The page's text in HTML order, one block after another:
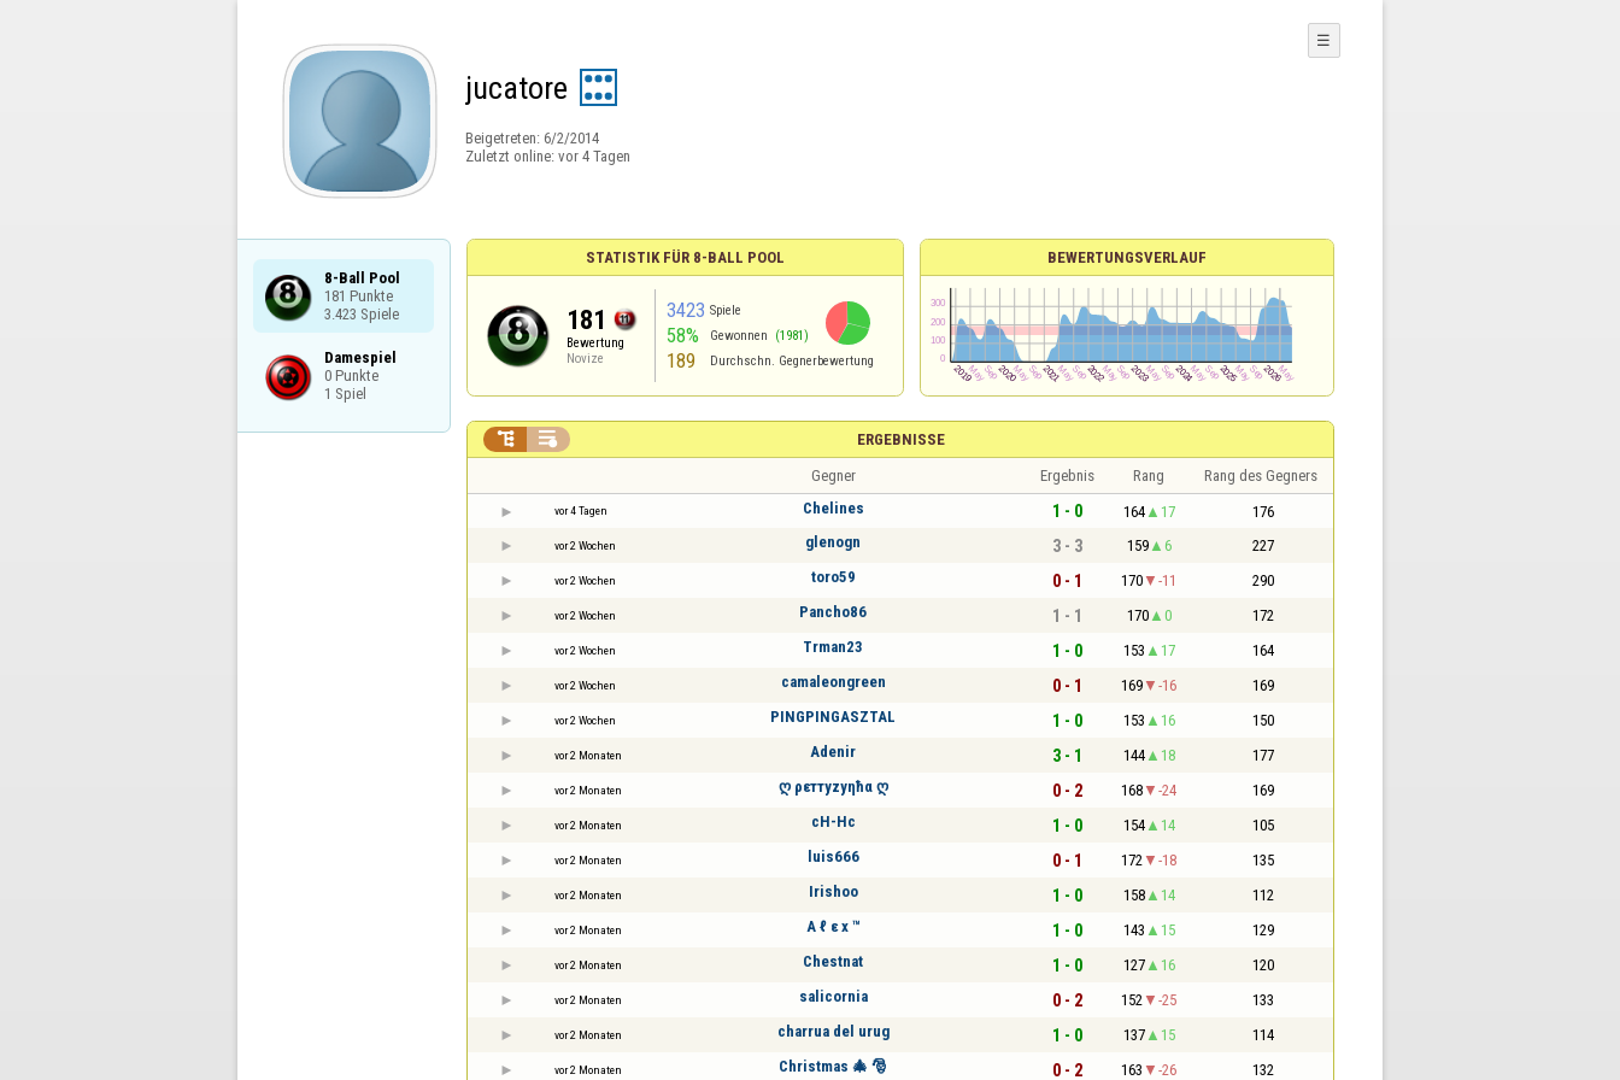
jucatore
Beigetreten: 6/2/2014
Zuletzt online: vor 4 Tagen
☰
8-Ball Pool
181 Punkte
3.423 Spiele
Damespiel
0 Punkte
1 Spiel
STATISTIK FÜR 8-BALL POOL
181
Bewertung
Novize
3423 Spiele
58% Gewonnen (1981)
189 Durchschn. Gegnerbewertung
BEWERTUNGSVERLAUF
ERGEBNISSE
 
Gegner Ergebnis Rang Rang des Gegners
vor 4 Tagen Chelines 1 - 0 164 17 176
vor 2 Wochen glenogn 3 - 3 159 6 227
vor 2 Wochen toro59 0 - 1 170 -11 290
vor 2 Wochen Pancho86 1 - 1 170 0 172
vor 2 Wochen Trman23 1 - 0 153 17 164
vor 2 Wochen camaleongreen 0 - 1 169 -16 169
vor 2 Wochen PINGPINGASZTAL 1 - 0 153 16 150
vor 2 Monaten Adenir 3 - 1 144 18 177
vor 2 Monaten ღ ρεттуzуηħα ღ 0 - 2 168 -24 169
vor 2 Monaten cH-Hc 1 - 0 154 14 105
vor 2 Monaten luis666 0 - 1 172 -18 135
vor 2 Monaten Irishoo 1 - 0 158 14 112
vor 2 Monaten A ℓ ε x ™ 1 - 0 143 15 129
vor 2 Monaten Chestnat 1 - 0 127 16 120
vor 2 Monaten salicornia 0 - 2 152 -25 133
vor 2 Monaten charrua del urug 1 - 0 137 15 114
vor 2 Monaten Christmas 🎄 🎅 0 - 2 163 -26 132